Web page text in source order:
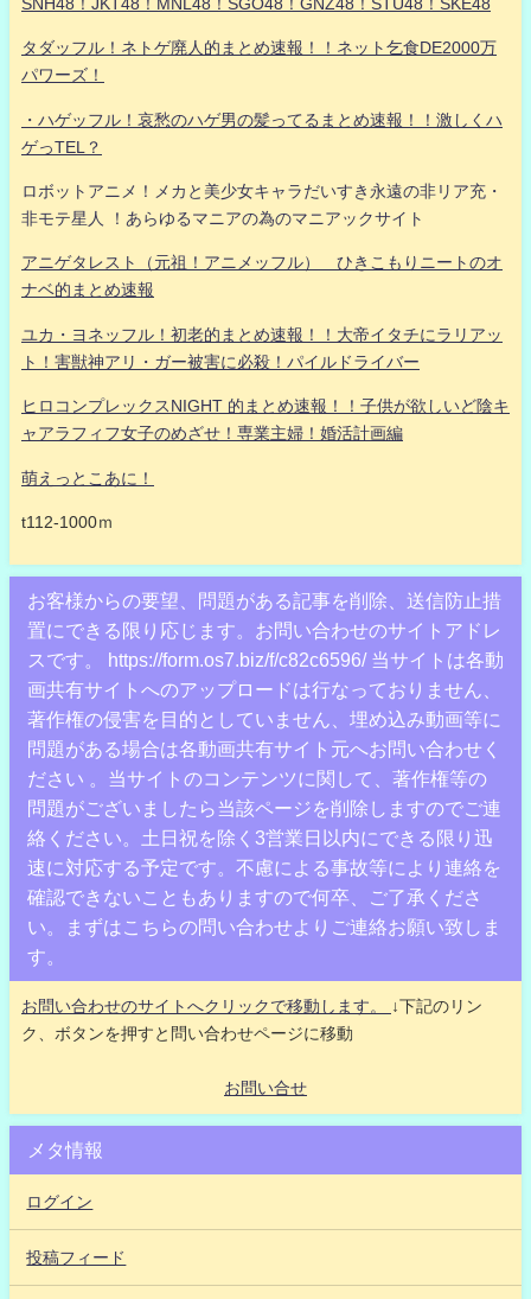
タダッフル！ネトゲ廃人的まとめ速報！！ネット乞食DE2000万
パワーズ！
・ハゲッフル！哀愁のハゲ男の髪ってるまとめ速報！！激しくハ
ゲっTEL？
ロボットアニメ！メカと美少女キャラだいすき永遠の非リア充・
非モテ星人 ！あらゆるマニアの為のマニアックサイト
アニゲタレスト（元祖！アニメッフル） ひきこもりニートのオ
ナベ的まとめ速報
ユカ・ヨネッフル！初老的まとめ速報！！大帝イタチにラリアッ
ト！害獣神アリ・ガー被害に必殺！パイルドライバー
ヒロコンプレックスNIGHT 的まとめ速報！！子供が欲しいど陰キ
ャアラフィフ女子のめざせ！専業主婦！婚活計画編
萌えっとこあに！
t112-1000ｍ
お客様からの要望、問題がある記事を削除、送信防止措
置にできる限り応じます。お問い合わせのサイトアドレ
スです。 https://form.os7.biz/f/c82c6596/ 当サイトは各動
画共有サイトへのアップロードは行なっておりません、
著作権の侵害を目的としていません、埋め込み動画等に
問題がある場合は各動画共有サイト元へお問い合わせく
ださい 。当サイトのコンテンツに関して、著作権等の
問題がございましたら当該ページを削除しますのでご連
絡ください。土日祝を除く3営業日以内にできる限り迅
速に対応する予定です。不慮による事故等により連絡を
確認できないこともありますので何卒、ご了承くださ
い。まずはこちらの問い合わせよりご連絡お願い致しま
す。
お問い合わせのサイトへクリックで移動します。
↓下記のリン
ク、ボタンを押すと問い合わせページに移動
お問い合せ
メタ情報
ログイン
投稿フィード